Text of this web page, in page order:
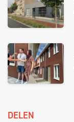
DELEN